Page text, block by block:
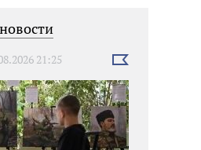
21:25
Выбрать